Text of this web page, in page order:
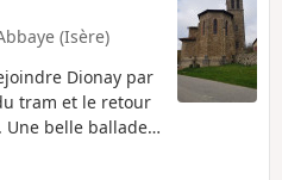
(Isère)
Dionay par
tram et le retour
Une belle ballade